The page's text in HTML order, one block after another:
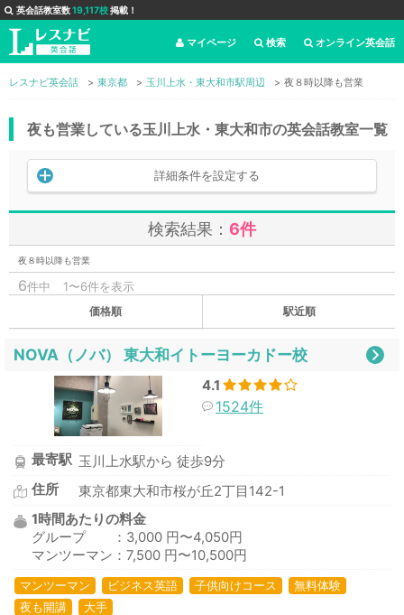
英会話教室数19,117校掲載！
オンライン英会話
検索
マイページ
レスナビ英会話 東京都 玉川上水・東大和市駅周辺 夜８時以降も営業
夜も営業している玉川上水・東大和市の英会話教室一覧
詳細条件を設定する
検索結果： 6件
夜８時以降も営業
6件中 1〜6件を表示
価格順 駅近順
NOVA（ノバ） 東大和イトーヨーカドー校
4.1
1524件
最寄駅 玉川上水駅から 徒歩9分
住所
東京都東大和市桜が丘2丁目142-1
1時間あたりの料金
グループ ：3,000 円〜4,050円
マンツーマン：7,500 円〜10,500円
マンツーマン ビジネス英語 子供向けコース
無料体験
夜も開講
大手